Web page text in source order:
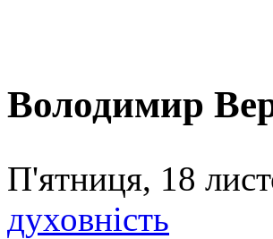
Володимир
П'ятниця, 18
духовність